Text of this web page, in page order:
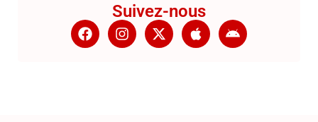
Suivez-nous